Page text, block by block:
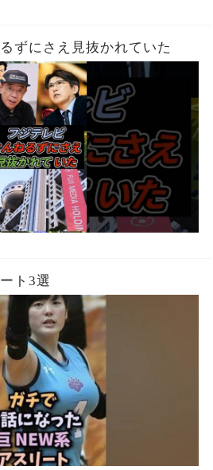
ずにさえ見抜かれていた
ト3選